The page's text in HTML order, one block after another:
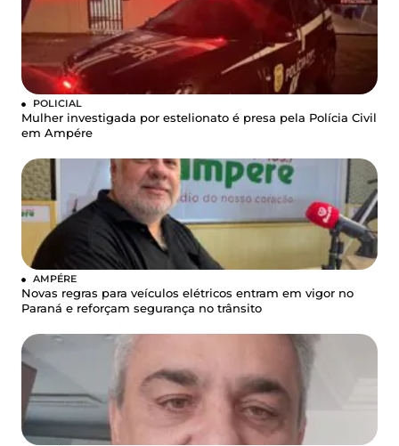
POLICIAL
Mulher investigada por estelionato é presa pela Polícia Civil
em Ampére
AMPÉRE
Novas regras para veículos elétricos entram em vigor no
Paraná e reforçam segurança no trânsito